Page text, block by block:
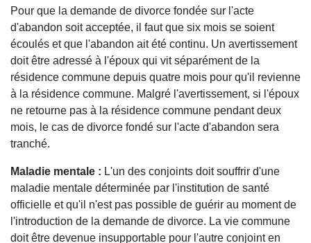
Pour que la demande de divorce fondée sur l'acte
d'abandon soit acceptée, il faut que six mois se soient
écoulés et que l'abandon ait été continu. Un avertissement
doit être adressé à l'époux qui vit séparément de la
résidence commune depuis quatre mois pour qu'il revienne
à la résidence commune. Malgré l'avertissement, si l'époux
ne retourne pas à la résidence commune pendant deux
mois, le cas de divorce fondé sur l'acte d'abandon sera
tranché.
Maladie mentale : L'un des conjoints doit souffrir d'une
maladie mentale déterminée par l'institution de santé
officielle et qu'il n'est pas possible de guérir au moment de
l'introduction de la demande de divorce. La vie commune
doit être devenue insupportable pour l'autre conjoint en